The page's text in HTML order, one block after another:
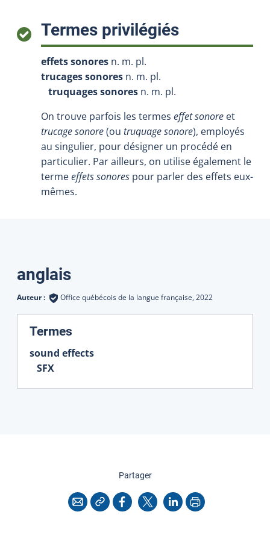
Termes privilégiés:
effets sonores n. m. pl.
trucages sonores n. m. pl.
truquages sonores n. m. pl.
On trouve parfois les termes effet sonore et
trucage sonore(ou truquage sonore), employés
au singulier, pour désigner un procédé en
particulier. Par ailleurs, on utilise également le
termeeffets sonores pour parler des effets eux-
mêmes.
Traductions
anglais
Auteur : Office québécois de la langue française, 2022
Termes
sound effects
SFX
Partagercette page
CourrielCopier l'adresse
Facebook
X LinkedInImprimer